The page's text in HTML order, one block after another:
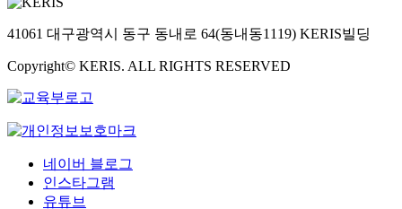
41061 대구광역시 동구 동내로 64(동내동1119) KERIS빌딩
Copyright© KERIS. ALL RIGHTS RESERVED
네이버 블로그
인스타그램
유튜브